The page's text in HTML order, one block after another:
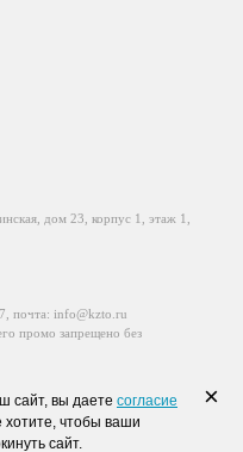
дом 23, корпус 1, этаж 1,
, почта: info@kzto.ru
промо запрещено без
публичной офертой.
данных
×
сайт, вы даете согласие
хотите, чтобы ваши
сайт.